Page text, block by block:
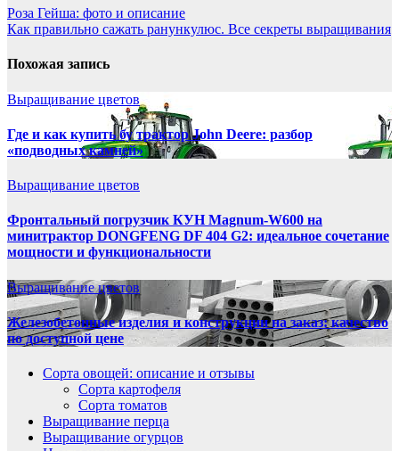
Навигация
по
записям
Роза Гейша: фото и описание
Как правильно сажать ранункулюс. Все секреты выращивания
Похожая запись
Выращивание цветов
Где и как купить бу трактор John Deere: разбор
«подводных камней»
Выращивание цветов
Фронтальный погрузчик КУН Magnum-W600 на
минитрактор DONGFENG DF 404 G2: идеальное сочетание
мощности и функциональности
Выращивание цветов
Железобетонные изделия и конструкции на заказ: качество
по доступной цене
Сорта овощей: описание и отзывы
Сорта картофеля
Сорта томатов
Выращивание перца
Выращивание огурцов